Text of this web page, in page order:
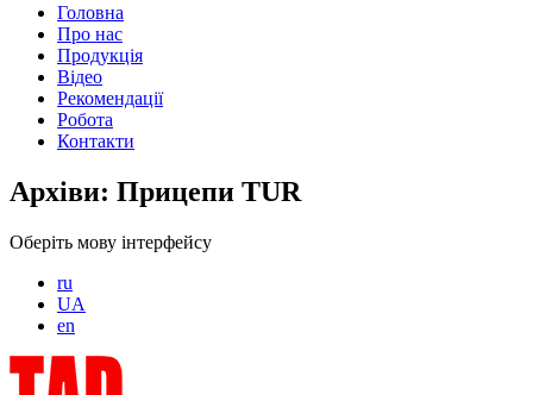
Головна
Про нас
Продукція
Відео
Рекомендації
Робота
Контакти
Архіви: Прицепи TUR
Оберіть мову інтерфейсу
ru
UA
en